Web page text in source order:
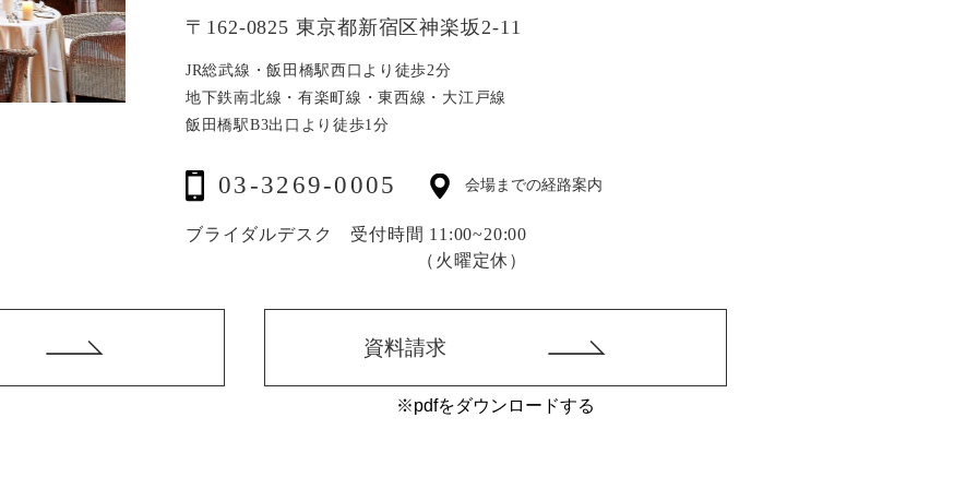
〒162-0825 東京都新宿区神楽坂2-11
JR総武線・飯田橋駅西口より徒歩2分
地下鉄南北線・有楽町線・東西線・大江戸線
飯田橋駅B3出口より徒歩1分
会場までの経路案内
03-3269-0005
ブライダルデスク 受付時間 11:00~20:00
（火曜定休）
資料請求
※pdfをダウンロードする